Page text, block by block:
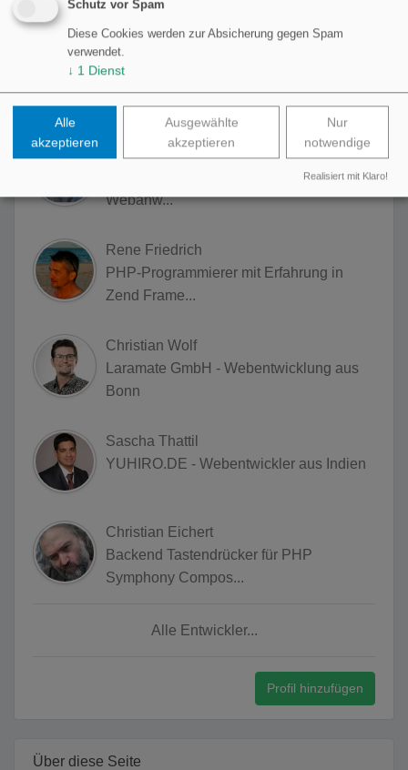
Webprojekt...
Louis Schmidt
Paulo Knabe-Mendes
Senior Softwareentwickler (Schwerpunkt
Webanw...
Rene Friedrich
PHP-Programmierer mit Erfahrung in
Zend Frame...
Christian Wolf
Laramate GmbH - Webentwicklung aus
Bonn
Sascha Thattil
YUHIRO.DE - Webentwickler aus Indien
Christian Eichert
Backend Tastendrücker für PHP
Symphony Compos...
Alle Entwickler...
Profil hinzufügen
Über diese Seite
Schutz vor Spam
Diese Cookies werden zur Absicherung gegen Spam
verwendet.
↓ 1 Dienst
Nur
notwendige
Ausgewählte
akzeptieren
Alle
akzeptieren
Realisiert mit Klaro!